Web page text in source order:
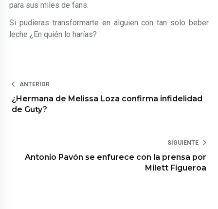
para sus miles de fans.
Si pudieras transformarte en alguien con tan solo beber
leche ¿En quién lo harías?
ANTERIOR
¿Hermana de Melissa Loza confirma infidelidad
de Guty?
SIGUIENTE
Antonio Pavón se enfurece con la prensa por
Milett Figueroa